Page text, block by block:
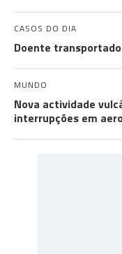
CASOS DO DIA
Doente
MUNDO
Nova actividade
interrupções em